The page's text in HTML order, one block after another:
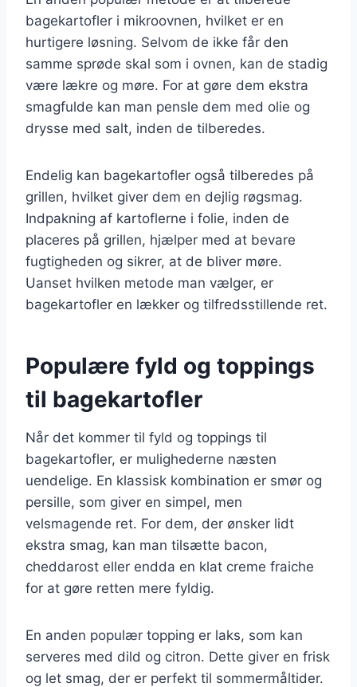
bagekartofler i mikroovnen, hvilket er en
hurtigere løsning. Selvom de ikke får den
samme sprøde skal som i ovnen, kan de stadig
være lækre og møre. For at gøre dem ekstra
smagfulde kan man pensle dem med olie og
drysse med salt, inden de tilberedes.
Endelig kan bagekartofler også tilberedes på
grillen, hvilket giver dem en dejlig røgsmag.
Indpakning af kartoflerne i folie, inden de
placeres på grillen, hjælper med at bevare
fugtigheden og sikrer, at de bliver møre.
Uanset hvilken metode man vælger, er
bagekartofler en lækker og tilfredsstillende ret.
Populære fyld og toppings
til bagekartofler
Når det kommer til fyld og toppings til
bagekartofler, er mulighederne næsten
uendelige. En klassisk kombination er smør og
persille, som giver en simpel, men
velsmagende ret. For dem, der ønsker lidt
ekstra smag, kan man tilsætte bacon,
cheddarost eller endda en klat creme fraiche
for at gøre retten mere fyldig.
En anden populær topping er laks, som kan
serveres med dild og citron. Dette giver en frisk
og let smag, der er perfekt til sommermåltider.